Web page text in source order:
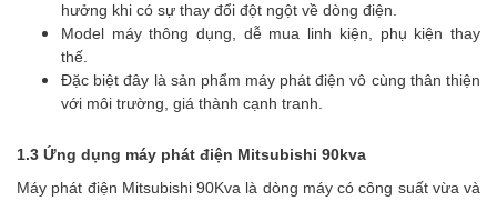
hưởng khi có sự thay đổi đột ngột về dòng điện.
Model máy thông dụng, dễ mua linh kiện, phụ kiện thay
thế.
Đặc biệt đây là sản phẩm máy phát điện vô cùng thân thiện
với môi trường, giá thành cạnh tranh.
1.3 Ứng dụng máy phát điện Mitsubishi 90kva
Máy phát điện Mitsubishi 90Kva là dòng máy có công suất vừa và